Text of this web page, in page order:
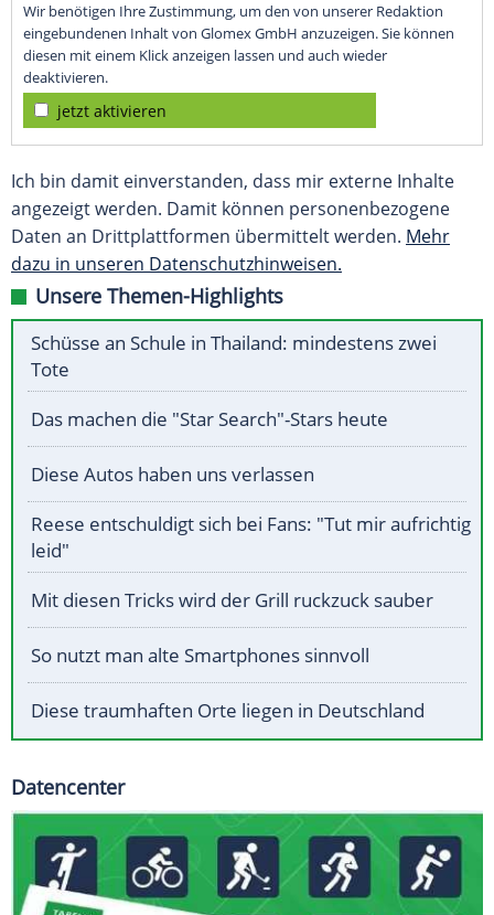
Wir benötigen Ihre Zustimmung, um den von unserer Redaktion
eingebundenen Inhalt von Glomex GmbH anzuzeigen. Sie können
diesen mit einem Klick anzeigen lassen und auch wieder
deaktivieren.
jetzt aktivieren
Ich bin damit einverstanden, dass mir externe Inhalte
angezeigt werden. Damit können personenbezogene
Daten an Drittplattformen übermittelt werden. Mehr
dazu in unseren Datenschutzhinweisen.
Unsere Themen-Highlights
Schüsse an Schule in Thailand: mindestens zwei
Tote
Das machen die "Star Search"-Stars heute
Diese Autos haben uns verlassen
Reese entschuldigt sich bei Fans: "Tut mir aufrichtig
leid"
Mit diesen Tricks wird der Grill ruckzuck sauber
So nutzt man alte Smartphones sinnvoll
Diese traumhaften Orte liegen in Deutschland
Datencenter